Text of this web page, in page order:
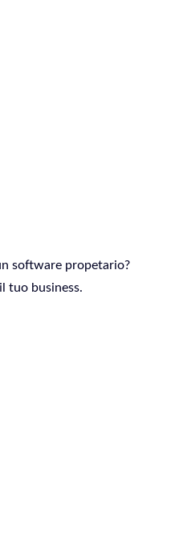
software propetario?
tuo business.